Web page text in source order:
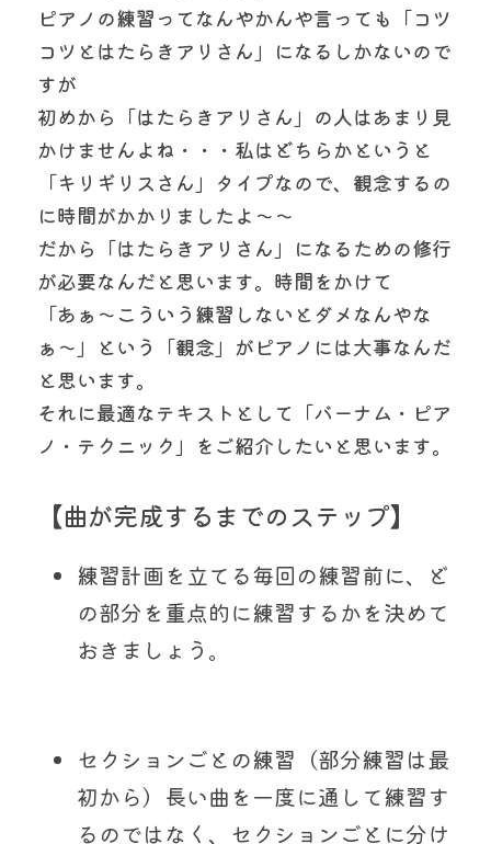
ピアノの練習ってなんやかんや言っても「コツ
コツとはたらきアリさん」になるしかないので
すが
初めから「はたらきアリさん」の人はあまり見
かけませんよね・・・私はどちらかというと
「キリギリスさん」タイプなので、観念するの
に時間がかかりましたよ〜〜
だから「はたらきアリさん」になるための修行
が必要なんだと思います。時間をかけて
「あぁ〜こういう練習しないとダメなんやな
ぁ〜」という「観念」がピアノには大事なんだ
と思います。
それに最適なテキストとして「バーナム・ピア
ノ・テクニック」をご紹介したいと思います。
【曲が完成するまでのステップ】
練習計画を立てる毎回の練習前に、ど
の部分を重点的に練習するかを決めて
おきましょう。
セクションごとの練習（部分練習は最
初から）長い曲を一度に通して練習す
るのではなく、セクションごとに分け